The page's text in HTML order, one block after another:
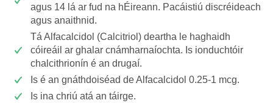
agus 14 lá ar fud na hÉireann. Pacáistiú discréideach
agus anaithnid.
Tá Alfacalcidol (Calcitriol) deartha le haghaidh
cóireáil ar ghalar cnámharnaíochta. Is ionduchtóir
chalcithrionín é an drugaí.
Is é an gnáthdoiséad de Alfacalcidol 0.25-1 mcg.
Is ina chriú atá an táirge.